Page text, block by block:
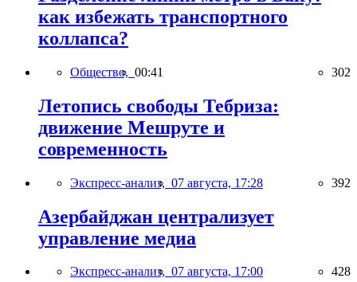
как избежать транспортного
коллапса?
Общество, 00:41 302
Летопись свободы Тебриза:
движение Мешруте и
современность
Экспресс-анализ, 07 августа, 17:28 392
Азербайджан централизует
управление медиа
Экспресс-анализ, 07 августа, 17:00 428